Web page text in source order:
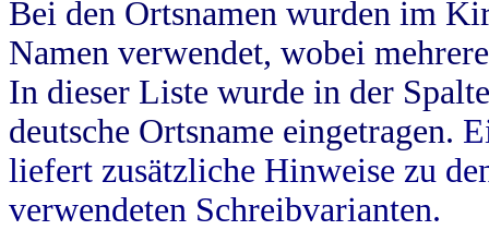
Bei den Ortsnamen wurden im
Namen verwendet, wobei
In dieser Liste wurde in der
deutsche Ortsname eingetragen.
liefert zusätzliche Hinweise zu
verwendeten Schreibvarianten.